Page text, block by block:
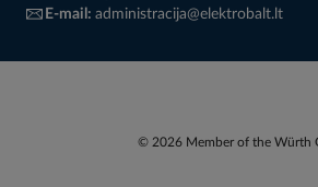
E-mail: administracija@elektrobalt.lt
© 2026 Member of the Würth